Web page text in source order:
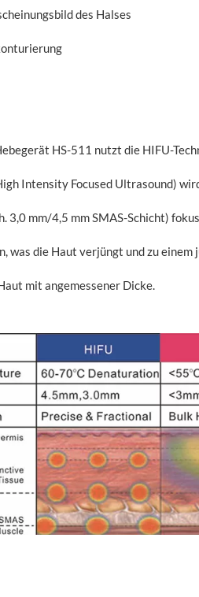
des Halses
HS-511 nutzt die HIFU-
Intensity Focused Ultrasound)
3,0 mm/4,5 mm SMAS-Schicht)
was die Haut verjüngt und zu
mit angemessener Dicke.